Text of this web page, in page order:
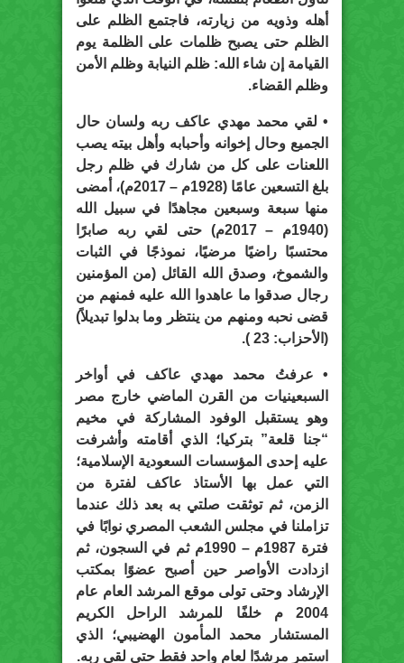
أهله وذويه من زيارته، فاجتمع الظلم على
الظلم حتى يصبح ظلمات على الظلمة يوم
القيامة إن شاء الله: ظلم النيابة وظلم الأمن
وظلم القضاء.
• لقي محمد مهدي عاكف ربه ولسان حال
الجميع وحال إخوانه وأحبابه وأهل بيته يصب
اللعنات على كل من شارك في ظلم رجل
بلغ التسعين عامًا (1928م – 2017م)، أمضى
منها سبعة وسبعين مجاهدًا في سبيل الله
(1940م – 2017م) حتى لقي ربه صابرًا
محتسبًا راضيًا مرضيًا، نموذجًا في الثبات
والشموخ، وصدق الله القائل (من المؤمنين
رجال صدقوا ما عاهدوا الله عليه فمنهم من
قضى نحبه ومنهم من ينتظر وما بدلوا تبديلاً)
(الأحزاب: 23 ).
• عرفتُ محمد مهدي عاكف في أواخر
السبعينيات من القرن الماضي خارج مصر
وهو يستقبل الوفود المشاركة في مخيم
“جنا قلعة” بتركيا؛ الذي أقامته وأشرفت
عليه إحدى المؤسسات السعودية الإسلامية؛
التي عمل بها الأستاذ عاكف لفترة من
الزمن، ثم توثقت صلتي به بعد ذلك عندما
تزاملنا في مجلس الشعب المصري نوابًا في
فترة 1987م – 1990م ثم في السجون، ثم
ازدادت الأواصر حين أصبح عضوًا بمكتب
الإرشاد وحتى تولى موقع المرشد العام عام
2004 م خلفًا للمرشد الراحل الكريم
المستشار محمد المأمون الهضيبي؛ الذي
استمر مرشدًا لعام واحد فقط حتى لقي ربه.